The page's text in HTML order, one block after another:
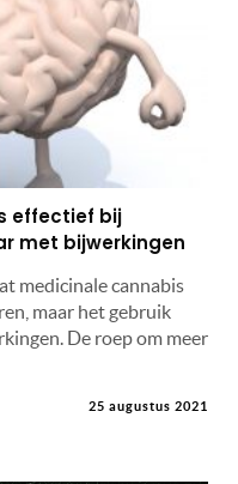
effectief bij
met bijwerkingen
medicinale cannabis
maar het gebruik
De roep om meer
25 augustus 2021